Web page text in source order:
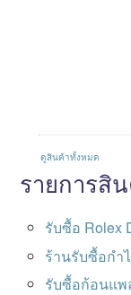
ดูสินค้าทั้งหมด
รายการสิ
รับซื้อ Rolex
ร้านรับซื้อกำ
รับซื้อก้อนแ